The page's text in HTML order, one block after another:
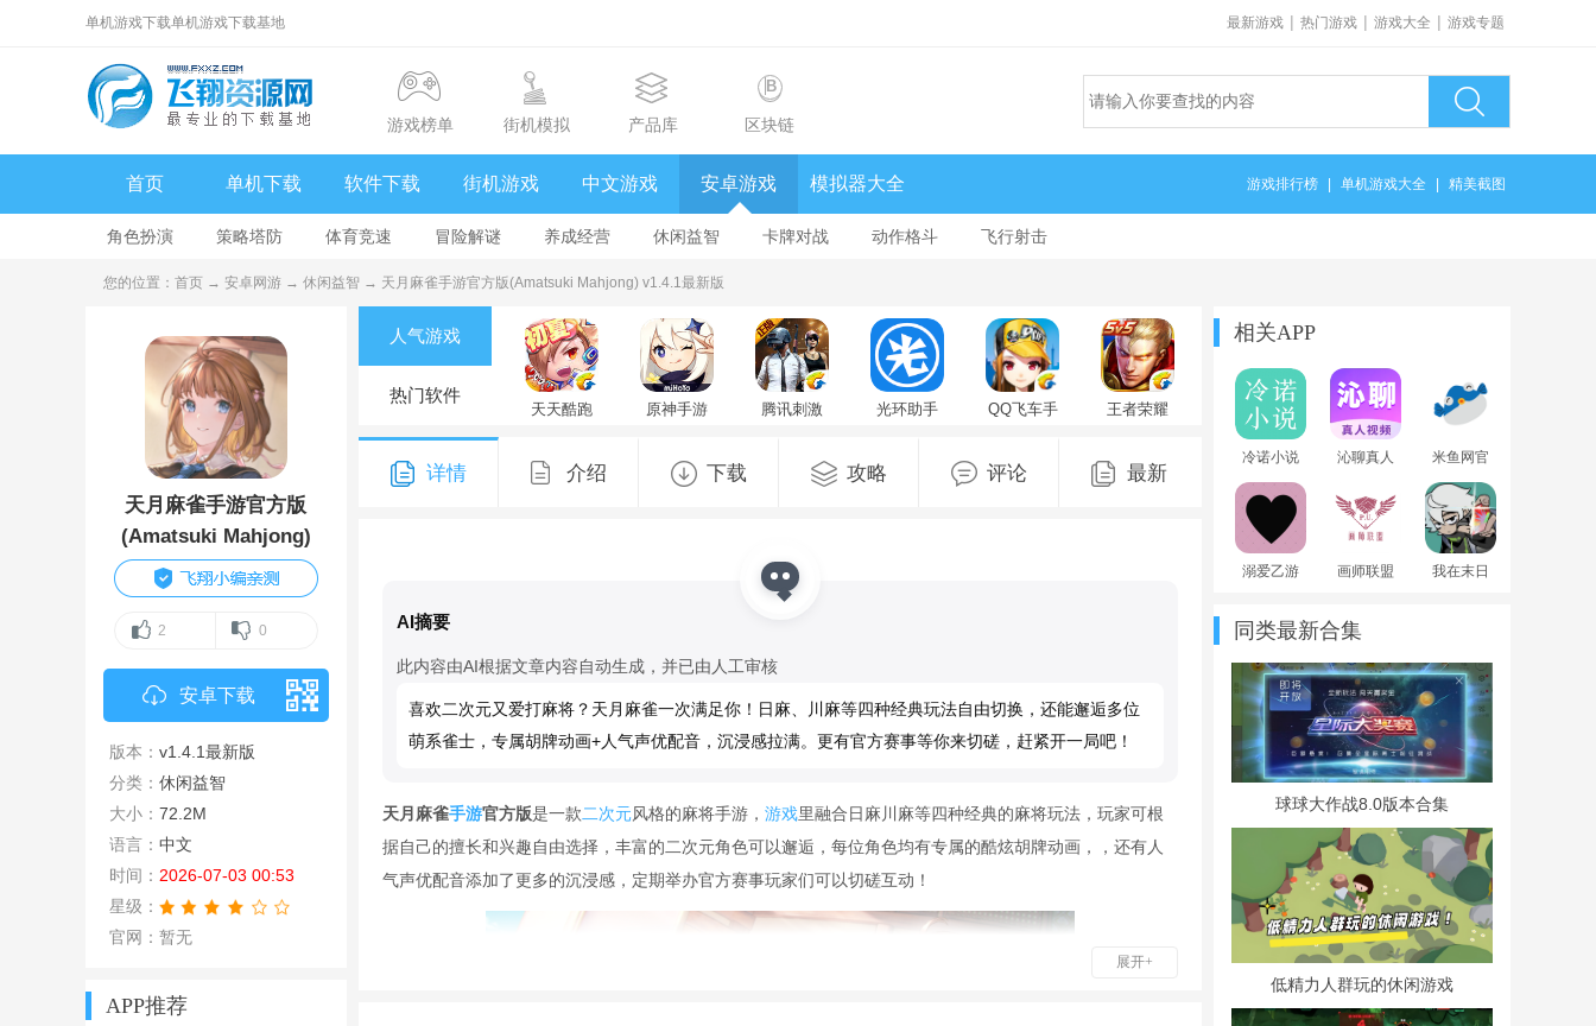
单机游戏下载单机游戏下载基地 最新游戏 | 热门游戏 | 游戏大全 | 游戏专题
游戏榜单 街机模拟 产品库 区块链
首页 单机下载 软件下载 街机游戏 中文游戏 安卓游戏 模拟器大全 游戏排行榜 单机游戏大全 精美截图
角色扮演 策略塔防 体育竞速 冒险解谜 养成经营 休闲益智 卡牌对战 动作格斗 飞行射击
您的位置： 首页 → 安卓网游 → 休闲益智 → 天月麻雀手游官方版(Amatsuki Mahjong) v1.4.1最新版
天月麻雀手游官方版
(Amatsuki Mahjong)
2 0
安卓下载
版本： v1.4.1最新版
分类： 休闲益智
大小： 72.2M
语言： 中文
时间： 2026-07-03 00:53
星级：
官网：暂无
APP推荐
人气游戏
热门软件
天天酷跑
原神手游
腾讯刺激
v1.37.10
光环助手
5.46.1最新
QQ飞车手
王者荣耀
详情 介绍 下载 攻略 评论 最新
AI摘要
此内容由AI根据文章内容自动生成，并已由人工审核
喜欢二次元又爱打麻将？天月麻雀一次满足你！日麻、川麻等四种经典玩法自由切换，还能邂逅多位
萌系雀士，专属胡牌动画+人气声优配音，沉浸感拉满。更有官方赛事等你来切磋，赶紧开一局吧！
天月麻雀手游官方版是一款二次元风格的麻将手游， 游戏里融合日麻川麻等四种经典的麻将玩法，玩家可根
据自己的擅长和兴趣自由选择，丰富的二次元角色可以邂逅，每位角色均有专属的酷炫胡牌动画，，还有人
气声优配音添加了更多的沉浸感，定期举办官方赛事玩家们可以切磋互动！
展开+
相关APP
冷诺小说
沁聊真人
方版
米鱼网官
版
溺爱乙游
画师联盟
本2025
我在末日
同类最新合集
球球大作战8.0版本合集
低精力人群玩的休闲游戏